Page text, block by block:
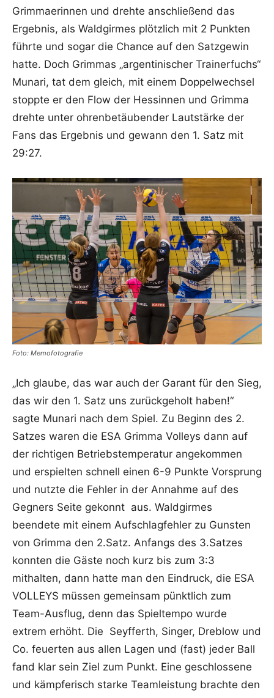
Grimmaerinnen und drehte anschließend das
Ergebnis, als Waldgirmes plötzlich mit 2 Punkten
führte und sogar die Chance auf den Satzgewin
hatte. Doch Grimmas „argentinischer Trainerfuchs“
Munari, tat dem gleich, mit einem Doppelwechsel
stoppte er den Flow der Hessinnen und Grimma
drehte unter ohrenbetäubender Lautstärke der
Fans das Ergebnis und gewann den 1. Satz mit
29:27.
Foto: Memofotografie
„Ich glaube, das war auch der Garant für den Sieg,
das wir den 1. Satz uns zurückgeholt haben!“
sagte Munari nach dem Spiel. Zu Beginn des 2.
Satzes waren die ESA Grimma Volleys dann auf
der richtigen Betriebstemperatur angekommen
und erspielten schnell einen 6-9 Punkte Vorsprung
und nutzte die Fehler in der Annahme auf des
Gegners Seite gekonnt aus. Waldgirmes
beendete mit einem Aufschlagfehler zu Gunsten
von Grimma den 2.Satz. Anfangs des 3.Satzes
konnten die Gäste noch kurz bis zum 3:3
mithalten, dann hatte man den Eindruck, die ESA
VOLLEYS müssen gemeinsam pünktlich zum
Team-Ausflug, denn das Spieltempo wurde
extrem erhöht. Die Seyfferth, Singer, Dreblow und
Co. feuerten aus allen Lagen und (fast) jeder Ball
fand klar sein Ziel zum Punkt. Eine geschlossene
und kämpferisch starke Teamleistung brachte den